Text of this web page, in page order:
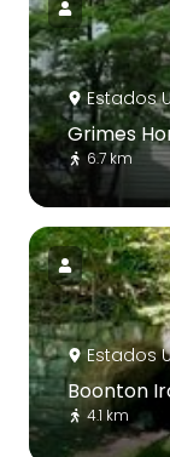
Estados
Grimes
6.7 km
Estados
Boonton
4.1 km